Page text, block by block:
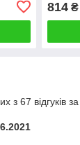
см
814₴
з 67 відгуків за